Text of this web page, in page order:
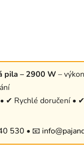
pila – 2900 W–
✔ Rychlé doručení •
530 • 📧